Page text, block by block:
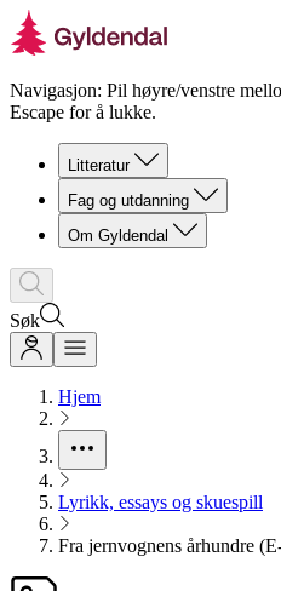
Navigasjon: Pil høyre/venstre
Escape for å lukke.
Litteratur
Fag og utdanning
Om Gyldendal
Søk
Hjem
Lyrikk, essays og skuespill
Fra jernvognens århundre